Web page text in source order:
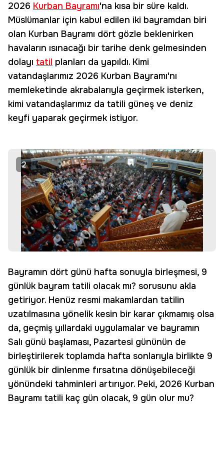
2026 Kurban Bayramı'na kısa bir süre kaldı.
Müslümanlar için kabul edilen iki bayramdan biri
olan Kurban Bayramı dört gözle beklenirken
havaların ısınacağı bir tarihe denk gelmesinden
dolayı tatil planları da yapıldı. Kimi
vatandaşlarımız 2026 Kurban Bayramı'nı
memleketinde akrabalarıyla geçirmek isterken,
kimi vatandaşlarımız da tatili güneş ve deniz
keyfi yaparak geçirmek istiyor.
2
Bayramın dört günü hafta sonuyla birleşmesi, 9
günlük bayram tatili olacak mı? sorusunu akla
getiriyor. Henüz resmi makamlardan tatilin
uzatılmasına yönelik kesin bir karar çıkmamış olsa
da, geçmiş yıllardaki uygulamalar ve bayramın
Salı günü başlaması, Pazartesi gününün de
birleştirilerek toplamda hafta sonlarıyla birlikte 9
günlük bir dinlenme fırsatına dönüşebileceği
yönündeki tahminleri artırıyor. Peki, 2026 Kurban
Bayramı tatili kaç gün olacak, 9 gün olur mu?